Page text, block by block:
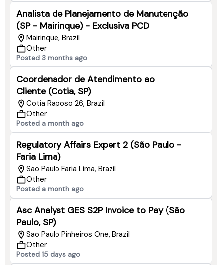
Analista de Planejamento de Manutenção
(SP - Mairinque) - Exclusiva PCD
Mairinque, Brazil
Other
Posted 3 months ago
Coordenador de Atendimento ao
Cliente (Cotia, SP)
Cotia Raposo 26, Brazil
Other
Posted a month ago
Regulatory Affairs Expert 2 (São Paulo -
Faria Lima)
Sao Paulo Faria Lima, Brazil
Other
Posted a month ago
Asc Analyst GES S2P Invoice to Pay (São
Paulo, SP)
Sao Paulo Pinheiros One, Brazil
Other
Posted 15 days ago